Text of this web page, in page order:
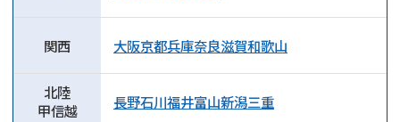
関西 大阪京都兵庫奈良滋賀和歌山
北陸
甲信越
長野石川福井富山新潟三重